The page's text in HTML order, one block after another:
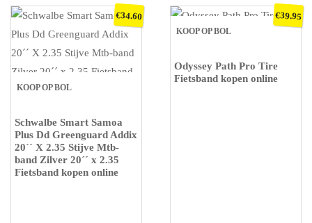
KOOP OP BOL
Schwalbe Smart Samoa
Plus Dd Greenguard Addix
20´´ X 2.35 Stijve Mtb-
band Zilver 20´´ x 2.35
Fietsband kopen online
€34.60
KOOP OP BOL
Odyssey Path Pro Tire
Fietsband kopen online
€39.95